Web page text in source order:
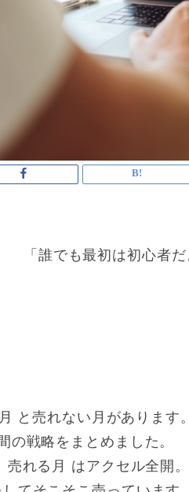
「誰でも最初は初心者だ
と売れない月があります。
の戦略をまとめました。
れる月 はアクセル全開。